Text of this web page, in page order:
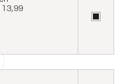
13,99